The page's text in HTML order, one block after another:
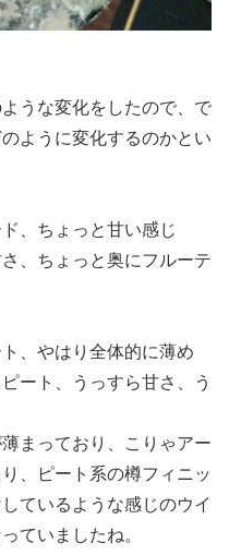
うな変化をしたので、で
ように変化するのかとい
、ちょっと甘い感じ
、ちょっと奥にフルーテ
、やはり全体的に薄め
ート、うっすら甘さ、う
まっており、こりゃアー
、ピート系の樽フィニッ
ているような感じのウイ
ていましたね。